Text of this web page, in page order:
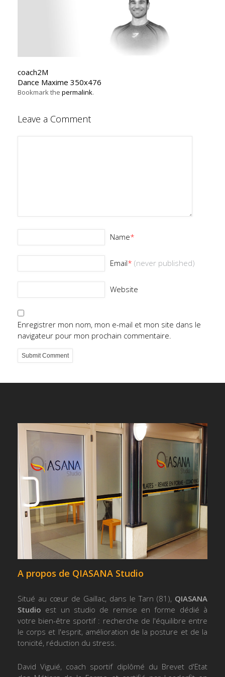
coach2M
Dance Maxime 350x476
Bookmark the permalink.
Leave a Comment
Name*
Email* (never published)
Website
Enregistrer mon nom, mon e-mail et mon site dans le
navigateur pour mon prochain commentaire.
A propos de QIASANA Studio
Situé au cœur de Gaillac, dans le Tarn (81), QIASANA
Studio est un studio de remise en forme dédié à
votre bien-être sportif : recherche de l'équilibre entre
le corps et l'esprit, amélioration de la posture et de la
tonicité, réduction du stress.
David Viguié, coach sportif diplômé du Brevet d'Etat